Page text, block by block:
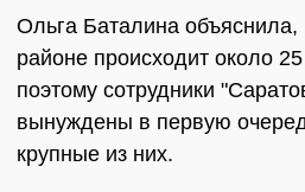
Ольга Баталина
районе происходит около
поэтому сотрудники
вынуждены в первую
крупные из них.